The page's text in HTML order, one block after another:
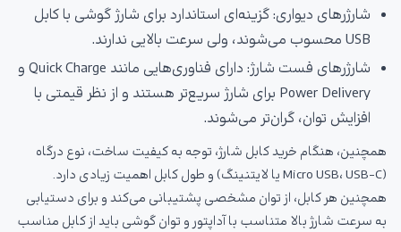
شارژرهای دیواری: گزینه‌ای استاندارد برای شارژ گوشی با کابل
USB محسوب می‌شوند، ولی سرعت بالایی ندارند.
شارژرهای فست شارژ: دارای فناوری‌هایی مانند Quick Charge و
Power Delivery برای شارژ سریع‌تر هستند و از نظر قیمتی با
افزایش توان، گران‌تر می‌شوند.
همچنین، هنگام خرید کابل شارژ، توجه به کیفیت ساخت، نوع درگاه
(Micro USB، USB-C یا لایتنینگ) و طول کابل اهمیت زیادی دارد.
همچنین هر کابل، از توان مشخصی پشتیبانی می‌کند و برای دستیابی
به سرعت شارژ بالا متناسب با آداپتور و توان گوشی باید از کابل مناسب